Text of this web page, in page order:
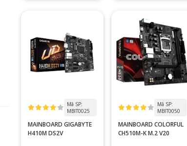
Mã SP:
MBIT0025
MAINBOARD GIGABYTE
H410M DS2V
Mã SP:
MBIT0050
MAINBOARD COLORFUL
CH510M-K M.2 V20